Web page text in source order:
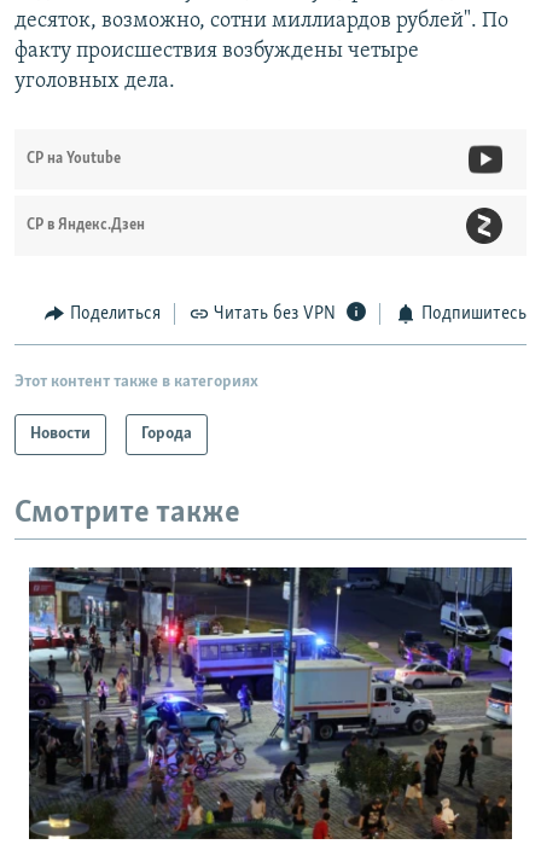
десяток, возможно, сотни миллиардов рублей". По
факту происшествия возбуждены четыре
уголовных дела.
СР на Youtube
СР в Яндекс.Дзен
Поделиться Читать без VPN Подпишитесь
Этот контент также в категориях
Новости Города
Смотрите также